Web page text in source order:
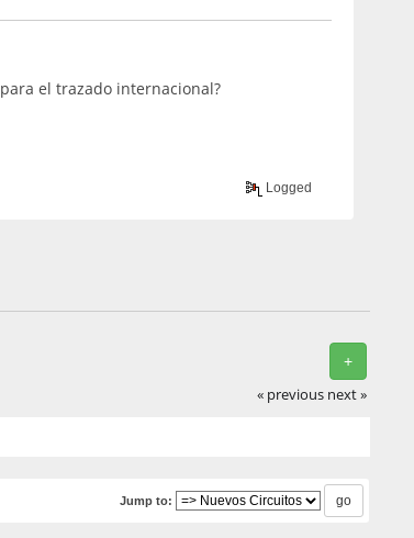
el trazado internacional?
Logged
+
« previous next »
Jump to: